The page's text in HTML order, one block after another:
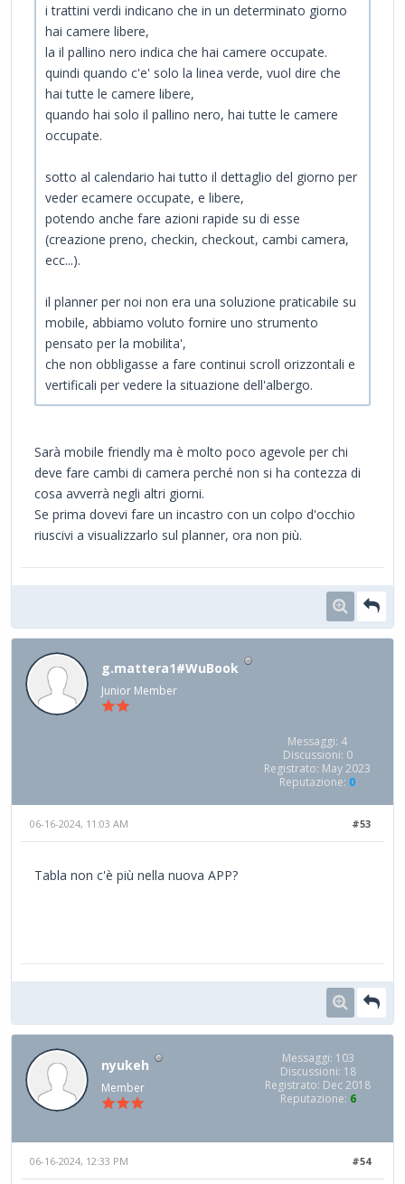
i trattini verdi indicano che in un determinato giorno
hai camere libere,
la il pallino nero indica che hai camere occupate.
quindi quando c'e' solo la linea verde, vuol dire che
hai tutte le camere libere,
quando hai solo il pallino nero, hai tutte le camere
occupate.
sotto al calendario hai tutto il dettaglio del giorno per
veder ecamere occupate, e libere,
potendo anche fare azioni rapide su di esse
(creazione preno, checkin, checkout, cambi camera,
ecc...).
il planner per noi non era una soluzione praticabile su
mobile, abbiamo voluto fornire uno strumento
pensato per la mobilita',
che non obbligasse a fare continui scroll orizzontali e
vertificali per vedere la situazione dell'albergo.
Sarà mobile friendly ma è molto poco agevole per chi
deve fare cambi di camera perché non si ha contezza di
cosa avverrà negli altri giorni.
Se prima dovevi fare un incastro con un colpo d'occhio
riuscivi a visualizzarlo sul planner, ora non più.
g.mattera1#WuBook
Junior Member
Messaggi: 4
Discussioni: 0
Registrato: May 2023
Reputazione: 0
#53
06-16-2024, 11:03 AM
Tabla non c'è più nella nuova APP?
nyukeh
Member
Messaggi: 103
Discussioni: 18
Registrato: Dec 2018
Reputazione: 6
#54
06-16-2024, 12:33 PM